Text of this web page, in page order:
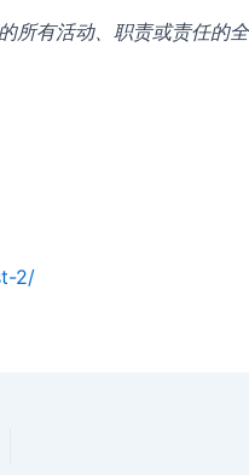
所有活动、职责或责任的
2/